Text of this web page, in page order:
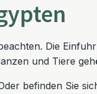
Die
und Tiere
befinden Sie